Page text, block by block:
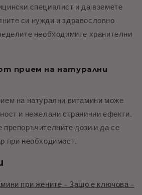
специалист и да вземете
си нужди и здравословно
необходимите хранителни
прием на натурални
на натурални витамини може
и нежелани странични ефекти.
дози и да се
при необходимост.
при жените – Защо е ключова –